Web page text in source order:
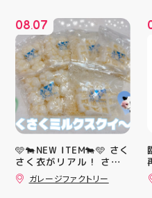
08.07
🩵🐄NEW ITEM🐄🩵 さく
さく衣がリアル！ さく
さくミルクスクイーズ入
荷！ クセになる感触で
ガレージファクトリー